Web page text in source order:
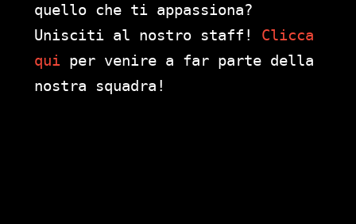
quello che ti appassiona?
Unisciti al nostro staff! Clicca
qui per venire a far parte della
nostra squadra!